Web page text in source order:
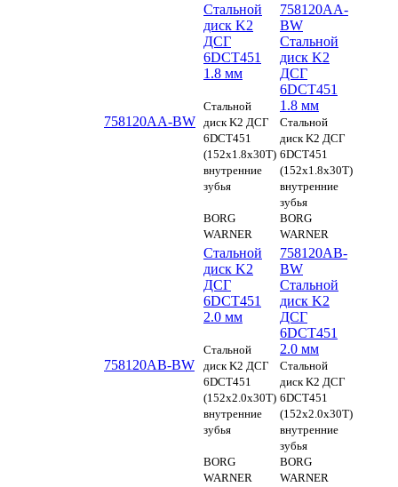
758120AA-BW
Стальной
диск K2
ДСГ
6DCT451
1.8 мм
Стальной
диск K2 ДСГ
6DCT451
(152x1.8x30T)
внутренние
зубья
BORG
WARNER
758120AA-
BW
Стальной
диск K2
ДСГ
6DCT451
1.8 мм
Стальной
диск K2 ДСГ
6DCT451
(152x1.8x30T)
внутренние
зубья
BORG
WARNER
758120AB-BW
Стальной
диск K2
ДСГ
6DCT451
2.0 мм
Стальной
диск K2 ДСГ
6DCT451
(152x2.0x30T)
внутренние
зубья
BORG
WARNER
758120AB-
BW
Стальной
диск K2
ДСГ
6DCT451
2.0 мм
Стальной
диск K2 ДСГ
6DCT451
(152x2.0x30T)
внутренние
зубья
BORG
WARNER